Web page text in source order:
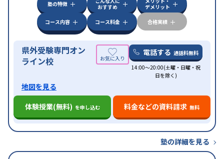
塾の特徴
おすすめ
デメリット
コース内容
コース料金 合格実績
県外受験専門オン
ライン校
電話する 通話料無料
14:00～20:00(土曜・日曜・祝
日を除く)
地図を見る
体験授業(無料) を申し込む 料金などの資料請求 無料
塾の詳細を見る